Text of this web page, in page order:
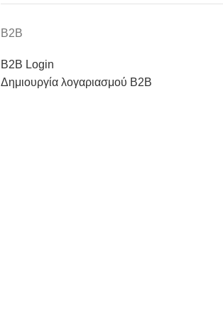
Β2Β
Β2Β Login
Δημιουργία λογαριασμού Β2Β